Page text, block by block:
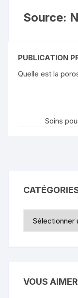
Source:
PUBLICATION
Quelle est la
Soins
VOUS